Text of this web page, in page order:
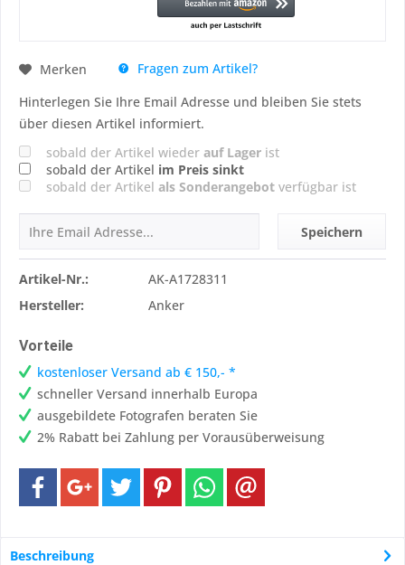
Merken
Fragen zum Artikel?
Hinterlegen Sie Ihre Email Adresse und bleiben Sie stets
über diesen Artikel informiert.
sobald der Artikel wieder auf Lager ist
sobald der Artikel im Preis sinkt
sobald der Artikel als Sonderangebot verfügbar ist
Speichern
Artikel-Nr.:
AK-A1728311
Hersteller:
Anker
Vorteile
kostenloser Versand ab € 150,- *
schneller Versand innerhalb Europa
ausgebildete Fotografen beraten Sie
2% Rabatt bei Zahlung per Vorausüberweisung
Beschreibung